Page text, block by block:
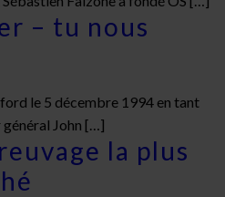
– tu nous
le 5 décembre 1994 en tant
John […]
la plus